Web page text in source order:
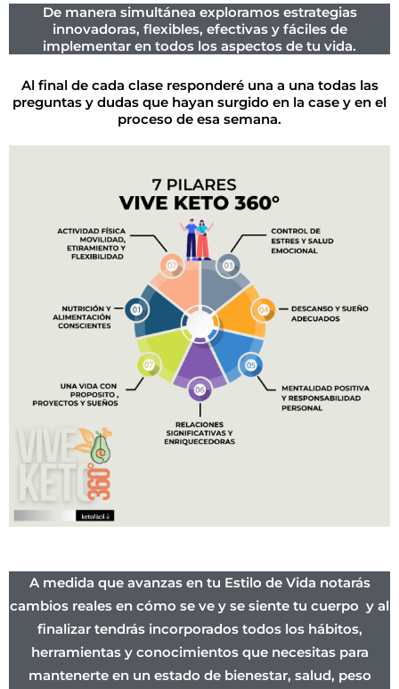
De manera simultánea exploramos estrategias
innovadoras, flexibles, efectivas y fáciles de
implementar en todos los aspectos de tu vida.
Al final de cada clase responderé una a una todas las
preguntas y dudas que hayan surgido en la case y en el
proceso de esa semana.
A medida que avanzas en tu Estilo de Vida notarás
cambios reales en cómo se ve y se siente tu cuerpo y al
finalizar tendrás incorporados todos los hábitos,
herramientas y conocimientos que necesitas para
mantenerte en un estado de bienestar, salud, peso